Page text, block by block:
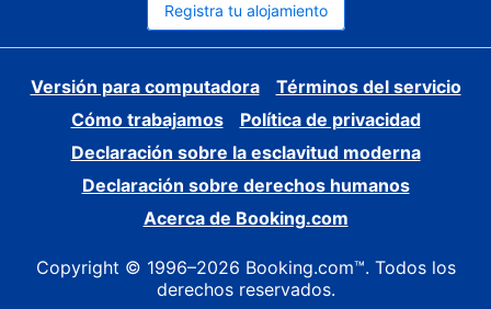
Registra tu alojamiento
Versión para computadora
Términos del servicio
Cómo trabajamos
Política de privacidad
Declaración sobre la esclavitud moderna
Declaración sobre derechos humanos
Acerca de Booking.com
Copyright © 1996–2026 Booking.com™. Todos los
derechos reservados.